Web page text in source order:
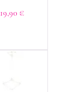
Prix
19,90 €